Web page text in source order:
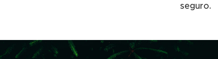
seguro.